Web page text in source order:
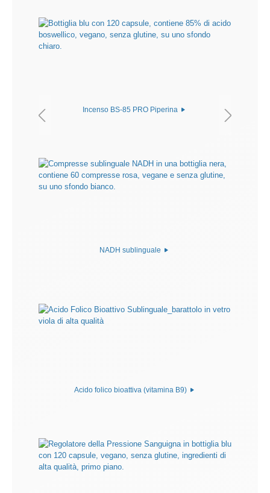
Incenso BS-85 PRO Piperina
NADH sublinguale
Acido folico bioattiva (vitamina B9)